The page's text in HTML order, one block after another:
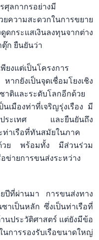
ศุลกากรอย่างมี
ความสะดวกในการขยาย
ดกระแสเงินลงทุนจากต่าง
ก ยืนยันว่า
ยงแต่เป็นโครงการ
งเป็นจุดเชื่อมโยงเชิง
าติและระดับโลกอีกด้วย
เมืองท่าที่เจริญรุ่งเรือง มี
งประเทศ และยืนยันถึง
ท่าเรือที่ทันสมัยในภาค
ด้วย พร้อมทั้ง มีส่วนร่วม
ข่ายการขนส่งระหว่าง
ปีที่ผ่านมา การขนส่งทาง
าเป็นหลัก ซึ่งเป็นท่าเรือที่
นประวัติศาสตร์ แต่ยังมีข้อ
การรองรับเรือขนาดใหญ่